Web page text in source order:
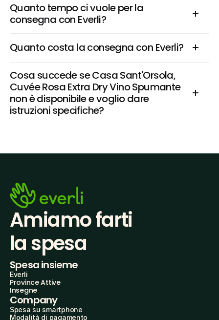
Quanto tempo ci vuole per la
consegna con Everli?
Quanto costa la consegna con Everli?
Cosa succede se Casa Sant'Orsola,
Cuvée Rosa Extra Dry Vino Spumante
non è disponibile e voglio dare
istruzioni specifiche?
Amiamo farti
la spesa
Spesa insieme
Everli
Province Attive
Insegne
Company
Spesa su smartphone
Modalità di pagamento